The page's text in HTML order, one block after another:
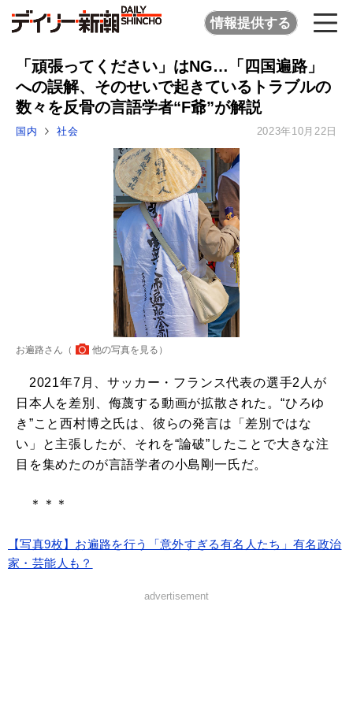
情報提供する
「頑張ってください」はNG…「四国遍路」
への誤解、そのせいで起きているトラブルの
数々を反骨の言語学者“F爺”が解説
国内 社会 2023年10月22日
お遍路さん（ 他の写真を見る ）
2021年7月、サッカー・フランス代表の選手2人が
日本人を差別、侮蔑する動画が拡散された。“ひろゆ
き”こと西村博之氏は、彼らの発言は「差別ではな
い」と主張したが、それを“論破”したことで大きな注
目を集めたのが言語学者の小島剛一氏だ。
＊＊＊
【写真9枚】お遍路を行う「意外すぎる有名人たち」有名政治
家・芸能人も？
advertisement